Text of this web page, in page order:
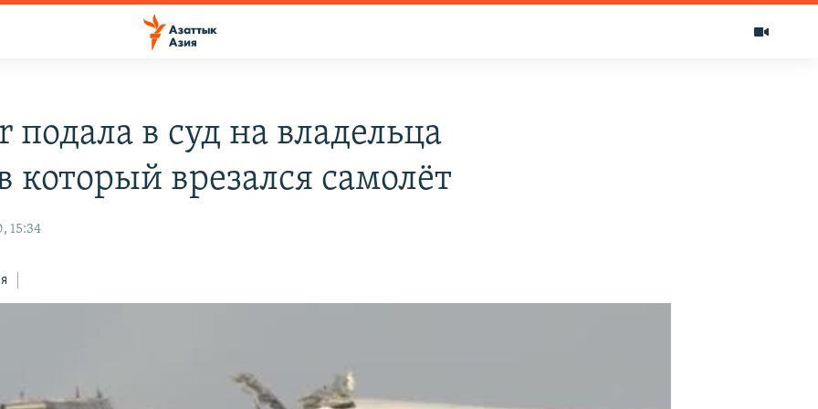
подала в суд на владельца
который врезался самолёт
15:34